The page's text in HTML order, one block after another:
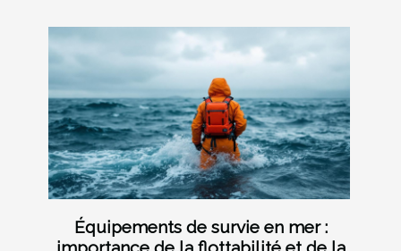
Équipements de survie en mer :